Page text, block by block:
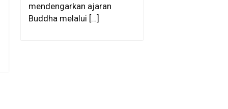
mendengarkan ajaran
Buddha melalui […]